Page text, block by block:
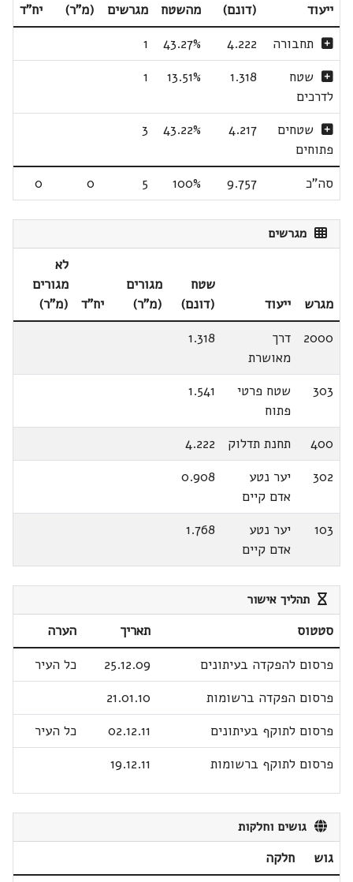
ייעוד
(דונם)
מהשטח
מגרשים
(מ"ר)
יח"ד
תחבורה
4.222
43.27%
1
שטח
לדרכים
1.318
13.51%
1
שטחים
פתוחים
4.217
43.22%
3
סה"כ 9.757
100%
5
0
0
מגרשים
מגרש ייעוד
שטח
(דונם)
מגורים
(מ"ר)
יח"ד
לא
מגורים
(מ"ר)
2000
דרך
מאושרת
1.318
303
שטח פרטי
פתוח
1.541
400 תחנת תדלוק
4.222
302
יער נטע
אדם קיים
0.908
103
יער נטע
אדם קיים
1.768
תהליך אישור
סטטוס תאריך
הערה
פרסום להפקדה בעיתונים
25.12.09
כל העיר
פרסום הפקדה ברשומות
21.01.10
פרסום לתוקף בעיתונים
02.12.11
כל העיר
פרסום לתוקף ברשומות
19.12.11
גושים וחלקות
גוש
חלקה